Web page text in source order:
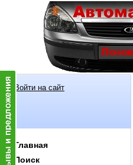
Войти на сайт
Главная
Поиск